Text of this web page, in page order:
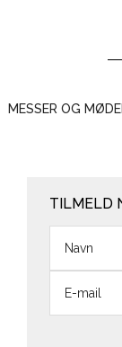
MESSER OG
TILMELD